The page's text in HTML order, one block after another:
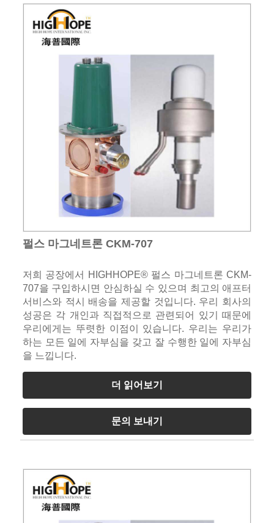
펄스 마그네트론 CKM-707
저희 공장에서 HIGHHOPE® 펄스 마그네트론 CKM-
707을 구입하시면 안심하실 수 있으며 최고의 애프터
서비스와 적시 배송을 제공할 것입니다. 우리 회사의
성공은 각 개인과 직접적으로 관련되어 있기 때문에
우리에게는 뚜렷한 이점이 있습니다. 우리는 우리가
하는 모든 일에 자부심을 갖고 잘 수행한 일에 자부심
을 느낍니다.
더 읽어보기
문의 보내기